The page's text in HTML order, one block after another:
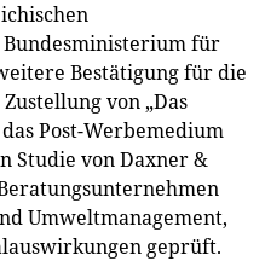
Bundesministerium für
Bestätigung für die
von „Das
Post-Werbemedium
Studie von Daxner &
Umweltmanagement,
geprüft.